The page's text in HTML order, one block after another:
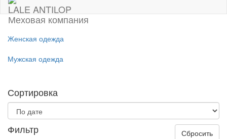
LALE ANTILOP
Меховая компания
Женская одежда
Мужская одежда
Сортировка
Фильтр
Сбросить